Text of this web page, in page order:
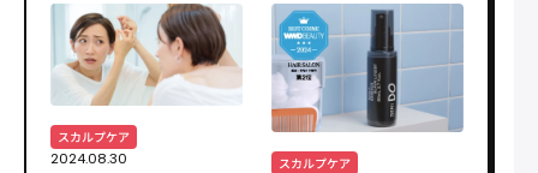
スカルプケア
2024.08.30 スカルプケア